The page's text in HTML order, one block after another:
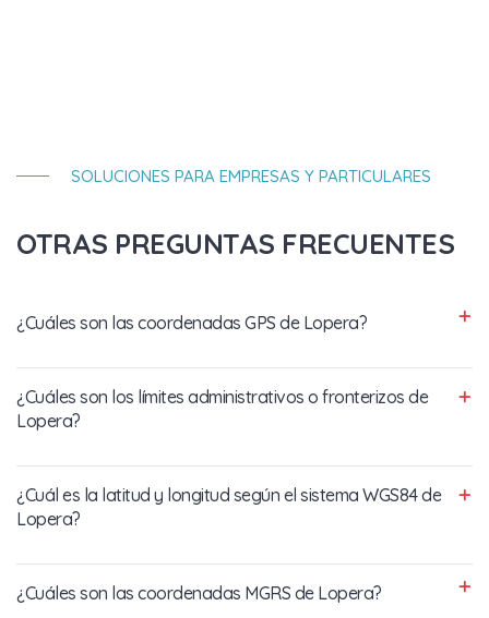
SOLUCIONES PARA EMPRESAS Y PARTICULARES
OTRAS PREGUNTAS FRECUENTES
¿Cuáles son las coordenadas GPS de Lopera?
¿Cuáles son los límites administrativos o fronterizos de
Lopera?
¿Cuál es la latitud y longitud según el sistema WGS84 de
Lopera?
¿Cuáles son las coordenadas MGRS de Lopera?